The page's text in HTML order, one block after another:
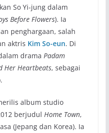
So Yi-jung dalam
Before Flowers). Ia
penghargaan, salah
aktris Kim So-eun. Di
drama Padam
Her Heartbeats, sebagai
album studio
berjudul Home Town,
(Jepang dan Korea). Ia